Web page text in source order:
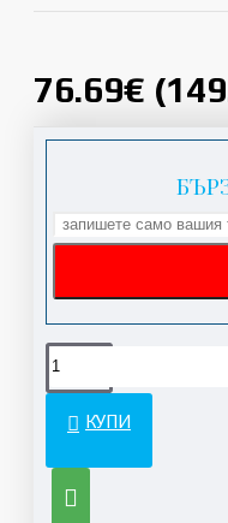
76.69€
КУПИ